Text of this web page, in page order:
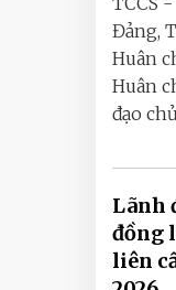
Đảng,
Huân
Huân
đạo
Lãnh
đồng
liên